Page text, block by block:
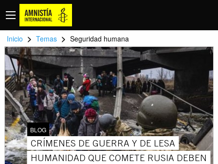
Inicio > Temas > Seguridad humana
BLOG
CRÍMENES DE GUERRA Y DE LESA
HUMANIDAD QUE COMETE RUSIA DEBEN